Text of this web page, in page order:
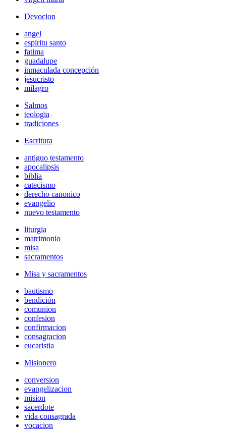
Devocion
angel
espiritu santo
fatima
guadalupe
inmaculada concepción
jesucristo
milagro
Salmos
teologia
tradiciones
Escritura
antiguo testamento
apocalipsis
biblia
catecismo
derecho canonico
evangelio
nuevo testamento
liturgia
matrimonio
misa
sacramentos
Misa y sacramentos
bautismo
bendición
comunion
confesion
confirmacion
consagracion
eucaristia
Misionero
conversion
evangelizacion
mision
sacerdote
vida consagrada
vocacion